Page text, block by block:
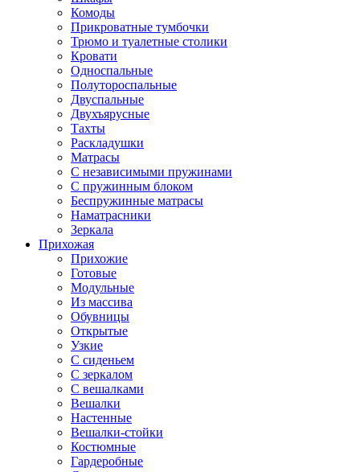
Комоды
Прикроватные тумбочки
Трюмо и туалетные столики
Кровати
Односпальные
Полутороспальные
Двуспальные
Двухъярусные
Тахты
Раскладушки
Матрасы
С независимыми пружинами
С пружинным блоком
Беспружинные матрасы
Наматрасники
Зеркала
Прихожая
Прихожие
Готовые
Модульные
Из массива
Обувницы
Открытые
Узкие
С сиденьем
С зеркалом
С вешалками
Вешалки
Настенные
Вешалки-стойки
Костюмные
Гардеробные